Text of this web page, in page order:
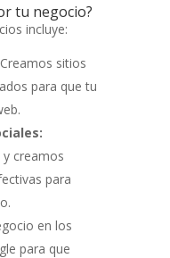
tu negocio?
incluye:
Creamos sitios
para que tu
creamos
para
en los
para que